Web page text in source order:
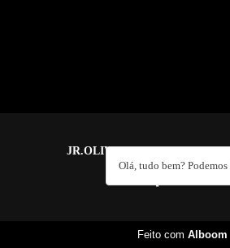
JR.OLIVEIRA
Olá, tudo bem?
Feito com Alboom